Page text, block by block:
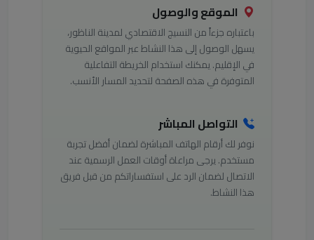
الموقع والوصول
باعتباره جزءاً من النسيج الاقتصادي لمدينة الناظور،
يسهل الوصول إلى هذا النشاط عبر المواقع الحيوية
في الإقليم. يمكنك استخدام الخريطة التفاعلية
المتوفرة في هذه الصفحة لتحديد المسار الأنسب.
التواصل المباشر
نوفر لك أرقام الهاتف المباشرة لضمان أفضل تجربة
مستخدم. يرجى مراعاة أوقات العمل الرسمية عند
الاتصال لضمان الرد على استفساراتكم من قبل فريق
هذا النشاط.